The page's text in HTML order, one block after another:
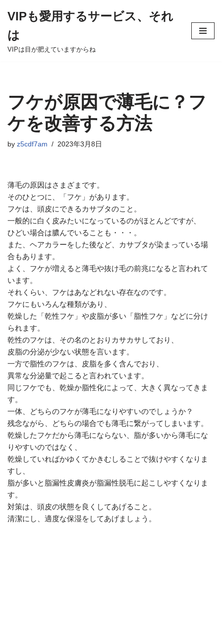
to
content
VIPも愛用するサービス、それ
は
VIPは目が肥えていますからね
フケが原因で薄毛に？フ
ケを改善する方法
by z5cdf7am 2023年3月8日
薄毛の原因はさまざまです。
そのひとつに、「フケ」があります。
フケは、頭皮にできるカサブタのこと。
一般的に白く皮みたいになっているのがほとんどですが、
ひどい場合は膿んでいることも・・・。
また、ヘアカラーをした後など、カサブタが染まっている場
合もあります。
よく、フケが増えると薄毛や抜け毛の前兆になると言われて
います。
それくらい、フケはあなどれない存在なのです。
フケにもいろんな種類があり、
乾燥した「乾性フケ」や皮脂が多い「脂性フケ」などに分け
られます。
乾性のフケは、その名のとおりカサカサしており、
皮脂の分泌が少ない状態を言います。
一方で脂性のフケは、皮脂を多く含んでおり、
異常な分泌量で起こると言われています。
同じフケでも、乾燥か脂性化によって、大きく異なってきま
す。
一体、どちらのフケが薄毛になりやすいのでしょうか？
残念ながら、どちらの場合でも薄毛に繋がってしまいます。
乾燥したフケだから薄毛にならない、脂が多いから薄毛にな
りやすいのではなく、
乾燥していればかゆくてかきむしることで抜けやすくなりま
すし、
脂が多いと脂漏性皮膚炎が脂漏性脱毛に起こしやすくなりま
す。
対策は、頭皮の状態を良くしてあげること。
清潔にし、適度な保湿をしてあげましょう。